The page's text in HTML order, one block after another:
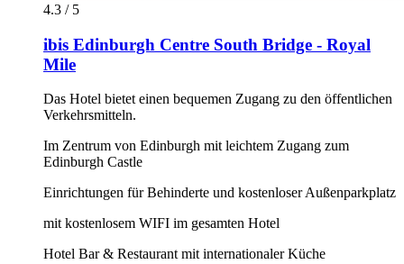
4.3 / 5
ibis Edinburgh Centre South Bridge - Royal
Mile
Das Hotel bietet einen bequemen Zugang zu den öffentlichen
Verkehrsmitteln.
Im Zentrum von Edinburgh mit leichtem Zugang zum
Edinburgh Castle
Einrichtungen für Behinderte und kostenloser Außenparkplatz
mit kostenlosem WIFI im gesamten Hotel
Hotel Bar & Restaurant mit internationaler Küche